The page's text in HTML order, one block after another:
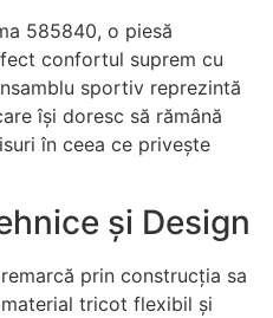
585840, o piesă
confortul suprem cu
sportiv reprezintă
își doresc să rămână
în ceea ce privește
și Design
prin construcția sa
tricot flexibil și